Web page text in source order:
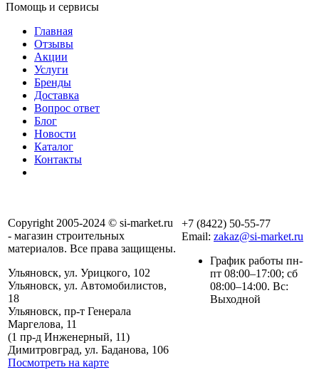
Помощь и сервисы
Главная
Отзывы
Акции
Услуги
Бренды
Доставка
Вопрос ответ
Блог
Новости
Каталог
Контакты
Copyright 2005-2024 © si-market.ru
- магазин строительных
материалов. Все права защищены.
Ульяновск, ул. Урицкого, 102
Ульяновск, ул. Автомобилистов,
18
Ульяновск, пр-т Генерала
Маргелова, 11
(1 пр-д Инженерный, 11)
Димитровград, ул. Баданова, 106
Посмотреть на карте
+7 (8422) 50-55-77
Email: zakaz@si-market.ru
График работы пн-
пт 08:00–17:00; сб
08:00–14:00. Вс:
Выходной